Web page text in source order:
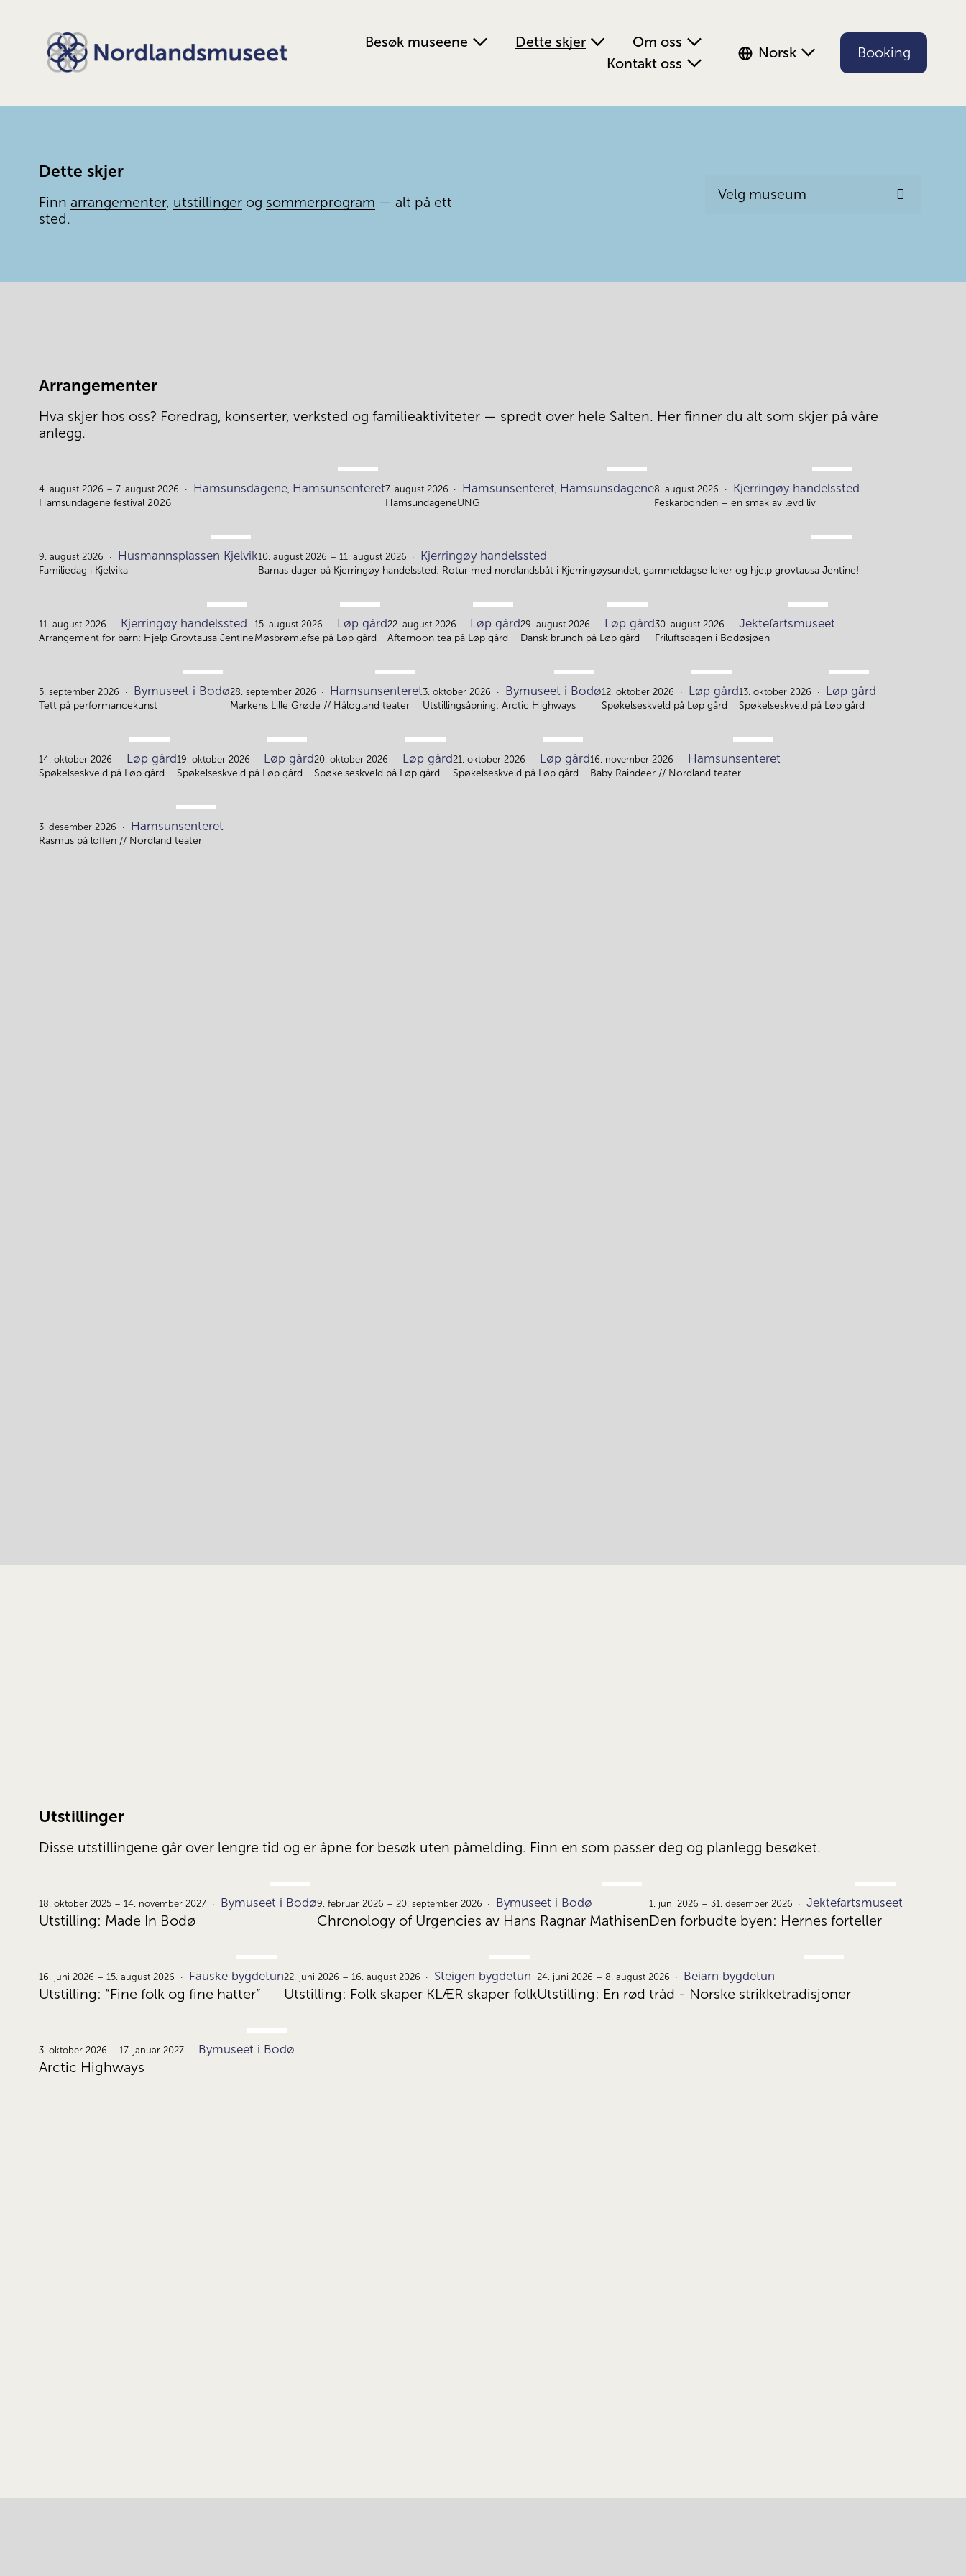
Besøk museene Dette skjer
Om oss
Kontakt oss
Norsk Booking
Dette skjer
Finn arrangementer, utstillinger og sommerprogram — alt på ett
sted.
Velg museum
Arrangementer
Hva skjer hos oss? Foredrag, konserter, verksted og familieaktiviteter — spredt over hele Salten. Her finner du alt som skjer på våre
anlegg.
4.
4. august 2026 – 7. august 2026 Hamsunsdagene, Hamsunsenteret
Hamsundagene festival 2026
7.
7. august 2026 Hamsunsenteret, Hamsunsdagene
HamsundageneUNG
8.
8. august 2026 Kjerringøy handelssted
Feskarbonden – en smak av levd liv
9.
9. august 2026 Husmannsplassen Kjelvik
Familiedag i Kjelvika
10. august 2026 – 11. august 2026 Kjerringøy handelssted
Barnas dager på Kjerringøy handelssted: Rotur med nordlandsbåt i Kjerringøysundet, gammeldagse leker og hjelp grovtausa Jentine!
11.
11. august 2026 Kjerringøy handelssted
Arrangement for barn: Hjelp Grovtausa Jentine
15.
15. august 2026 Løp gård
Møsbrømlefse på Løp gård
22.
22. august 2026 Løp gård
Afternoon tea på Løp gård
29.
29. august 2026 Løp gård
Dansk brunch på Løp gård
30.
30. august 2026 Jektefartsmuseet
Friluftsdagen i Bodøsjøen
5.
5. september 2026 Bymuseet i Bodø
Tett på performancekunst
28.
28. september 2026 Hamsunsenteret
Markens Lille Grøde // Hålogland teater
3.
3. oktober 2026 Bymuseet i Bodø
Utstillingsåpning: Arctic Highways
12.
12. oktober 2026 Løp gård
Spøkelseskveld på Løp gård
13.
13. oktober 2026 Løp gård
Spøkelseskveld på Løp gård
14.
14. oktober 2026 Løp gård
Spøkelseskveld på Løp gård
19.
19. oktober 2026 Løp gård
Spøkelseskveld på Løp gård
20.
20. oktober 2026 Løp gård
Spøkelseskveld på Løp gård
21.
21. oktober 2026 Løp gård
Spøkelseskveld på Løp gård
16.
16. november 2026 Hamsunsenteret
Baby Raindeer // Nordland teater
3.
3. desember 2026 Hamsunsenteret
Rasmus på loffen // Nordland teater
Utstillinger
Disse utstillingene går over lengre tid og er åpne for besøk uten påmelding. Finn en som passer deg og planlegg besøket.
18.
18. oktober 2025 – 14. november 2027 Bymuseet i Bodø
Utstilling: Made In Bodø
9. februar 2026 – 20. september 2026 Bymuseet i Bodø
Chronology of Urgencies av Hans Ragnar Mathisen
1.
1. juni 2026 – 31. desember 2026 Jektefartsmuseet
Den forbudte byen: Hernes forteller
16.
16. juni 2026 – 15. august 2026 Fauske bygdetun
Utstilling: “Fine folk og fine hatter”
22.
22. juni 2026 – 16. august 2026 Steigen bygdetun
Utstilling: Folk skaper KLÆR skaper folk
24. juni 2026 – 8. august 2026 Beiarn bygdetun
Utstilling: En rød tråd - Norske strikketradisjoner
3.
3. oktober 2026 – 17. januar 2027 Bymuseet i Bodø
Arctic Highways